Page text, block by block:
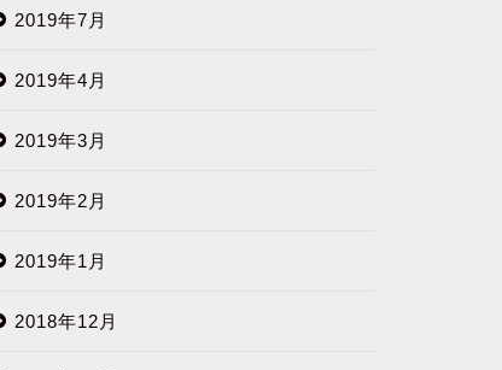
2019年7月
2019年4月
2019年3月
2019年2月
2019年1月
2018年12月